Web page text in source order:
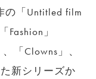
「Untitled film
Fashion」
「Clowns」、
新シリーズか